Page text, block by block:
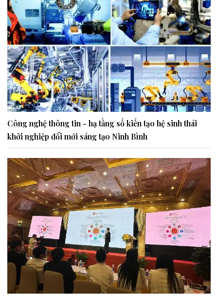
Công nghệ thông tin - hạ tầng số kiến tạo hệ sinh thái
khởi nghiệp đổi mới sáng tạo Ninh Bình